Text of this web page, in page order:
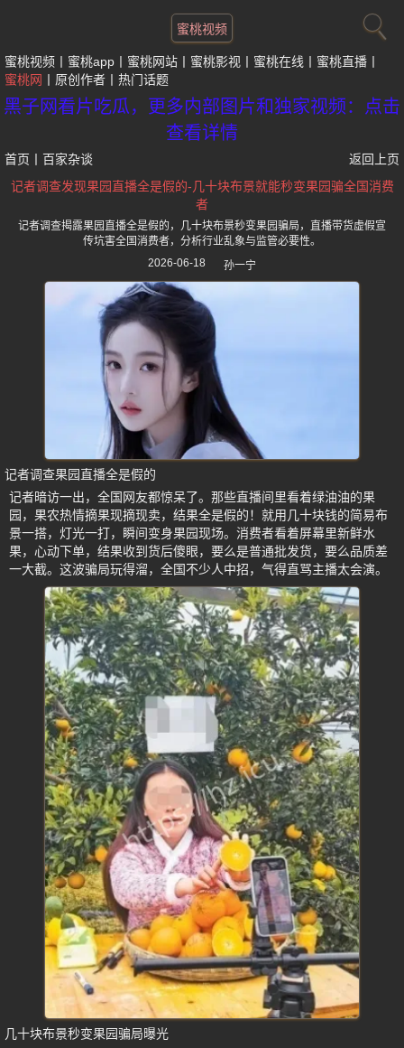
蜜桃视频
蜜桃视频 蜜桃app 蜜桃网站 蜜桃影视 蜜桃在线
蜜桃直播
蜜桃网
原创作者 热门话题
黑子网看片吃瓜，更多内部图片和独家视频：点击
查看详情
首页 百家杂谈
返回上页
记者调查发现果园直播全是假的-几十块布景就能秒变果园骗全国消费
者
记者调查揭露果园直播全是假的，几十块布景秒变果园骗局，直播带货虚假宣
传坑害全国消费者，分析行业乱象与监管必要性。
2026-06-18
孙一宁
记者调查果园直播全是假的
记者暗访一出，全国网友都惊呆了。那些直播间里看着绿油油的果
园，果农热情摘果现摘现卖，结果全是假的！就用几十块钱的简易布
景一搭，灯光一打，瞬间变身果园现场。消费者看着屏幕里新鲜水
果，心动下单，结果收到货后傻眼，要么是普通批发货，要么品质差
一大截。这波骗局玩得溜，全国不少人中招，气得直骂主播太会演。
几十块布景秒变果园骗局曝光